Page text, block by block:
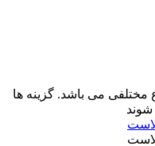
مختلفی می باشد. گزینه ها